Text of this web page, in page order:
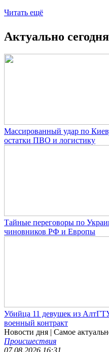
Читать ещё
Актуально сегодня
Массированный удар по
остатки ПВО и логистику
Тайные переговоры по
чиновников РФ и Европы
Убийца 11 девушек из
военный контракт
Новости дня | Самое
Происшествия
07.08.2026 16:31